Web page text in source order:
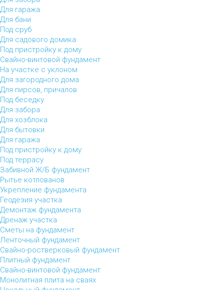
Для гаража
Для бани
Под сруб
Для садового домика
Под пристройку к дому
Свайно-винтовой фундамент
На участке с уклоном
Для загородного дома
Для пирсов, причалов
Под беседку
Для забора
Для хозблока
Для бытовки
Для гаража
Под пристройку к дому
Под террасу
Забивной Ж/Б фундамент
Рытье котлованов
Укрепление фундамента
Геодезия участка
Демонтаж фундамента
Дренаж участка
Сметы на фундамент
Ленточный фундамент
Свайно-ростверковый фундамент
Плитный фундамент
Свайно-винтовой фундамент
Монолитная плита на сваях